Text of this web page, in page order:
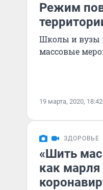
Режим
Школы и вузы
массовые
19 марта, 2020, 18:42
ЗДОРОВЬЕ
«Шить
как